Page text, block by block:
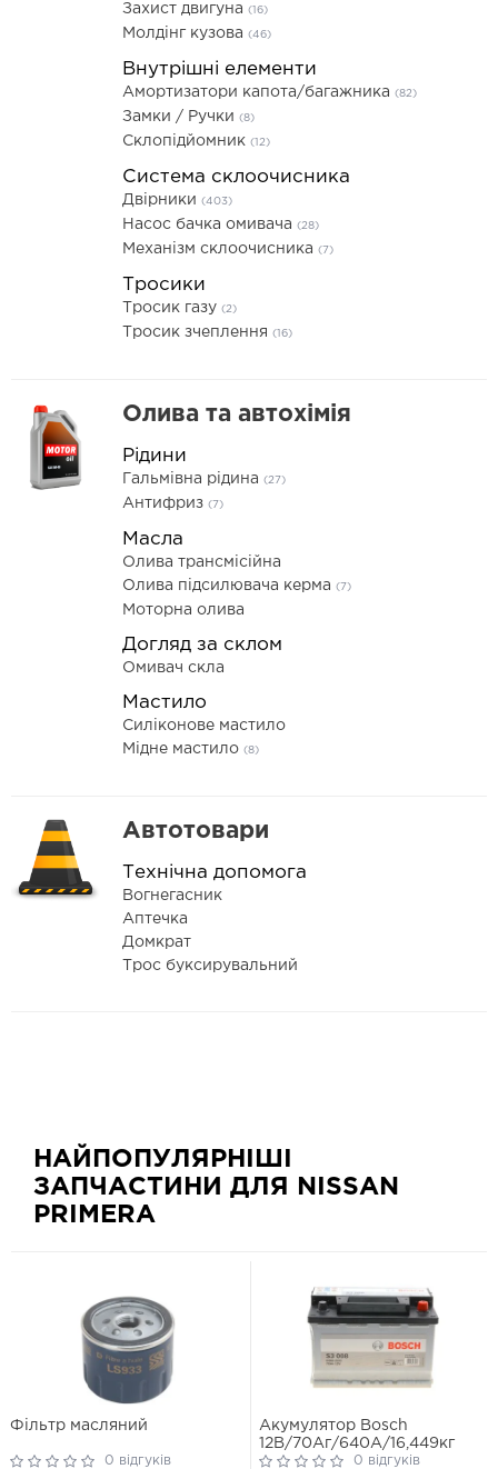
Захист двигуна (16)
Молдінг кузова (46)
Внутрішні елементи
Амортизатори капота/багажника (82)
Замки / Ручки (8)
Склопідйомник (12)
Система склоочисника
Двірники (403)
Насос бачка омивача (28)
Механізм склоочисника (7)
Тросики
Тросик газу (2)
Тросик зчеплення (16)
Олива та автохімія
Рідини
Гальмівна рідина (27)
Антифриз (7)
Масла
Олива трансмісійна
Олива підсилювача керма (7)
Моторна олива
Догляд за склом
Омивач скла
Мастило
Силіконове мастило
Мідне мастило (8)
Автотовари
Технічна допомога
Вогнегасник
Аптечка
Домкрат
Трос буксирувальний
НАЙПОПУЛЯРНІШІ
ЗАПЧАСТИНИ ДЛЯ NISSAN
PRIMERA
Фільтр масляний
0 відгуків
Акумулятор Bosch
12В/70Аг/640А/16,449кг
0 відгуків